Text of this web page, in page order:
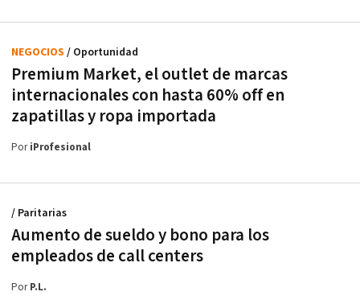
Premium Market, el outlet de marcas
internacionales con hasta 60% off en
zapatillas y ropa importada
NEGOCIOS / Oportunidad
PoriProfesional
Aumento de sueldo y bono para los
empleados de call centers
/ Paritarias
PorP.L.